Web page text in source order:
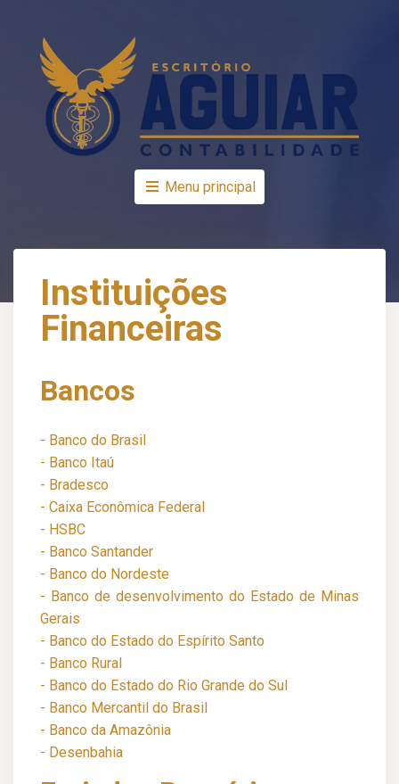
Menu principal
Instituições
Financeiras
Bancos
- Banco do Brasil
- Banco Itaú
- Bradesco
- Caixa Econômica Federal
- HSBC
- Banco Santander
- Banco do Nordeste
- Banco de desenvolvimento do Estado de Minas
Gerais
- Banco do Estado do Espírito Santo
- Banco Rural
- Banco do Estado do Rio Grande do Sul
- Banco Mercantil do Brasil
- Banco da Amazônia
- Desenbahia